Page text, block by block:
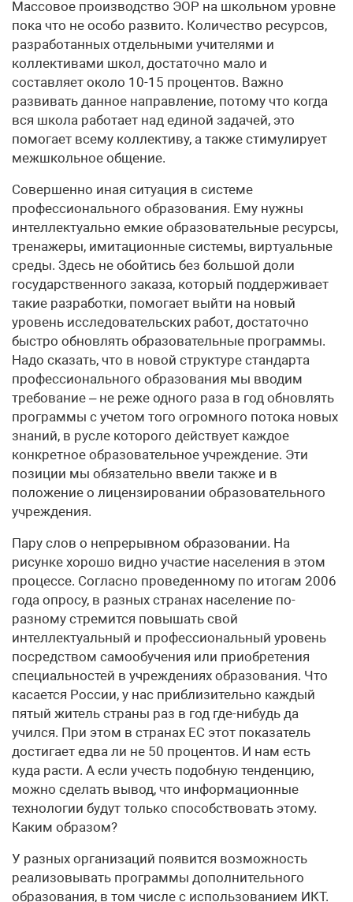
Массовое производство ЭОР на школьном уровне
пока что не особо развито. Количество ресурсов,
разработанных отдельными учителями и
коллективами школ, достаточно мало и
составляет около 10-15 процентов. Важно
развивать данное направление, потому что когда
вся школа работает над единой задачей, это
помогает всему коллективу, а также стимулирует
межшкольное общение.
Совершенно иная ситуация в системе
профессионального образования. Ему нужны
интеллектуально емкие образовательные ресурсы,
тренажеры, имитационные системы, виртуальные
среды. Здесь не обойтись без большой доли
государственного заказа, который поддерживает
такие разработки, помогает выйти на новый
уровень исследовательских работ, достаточно
быстро обновлять образовательные программы.
Надо сказать, что в новой структуре стандарта
профессионального образования мы вводим
требование – не реже одного раза в год обновлять
программы с учетом того огромного потока новых
знаний, в русле которого действует каждое
конкретное образовательное учреждение. Эти
позиции мы обязательно ввели также и в
положение о лицензировании образовательного
учреждения.
Пару слов о непрерывном образовании. На
рисунке хорошо видно участие населения в этом
процессе. Согласно проведенному по итогам 2006
года опросу, в разных странах население по-
разному стремится повышать свой
интеллектуальный и профессиональный уровень
посредством самообучения или приобретения
специальностей в учреждениях образования. Что
касается России, у нас приблизительно каждый
пятый житель страны раз в год где-нибудь да
учился. При этом в странах ЕС этот показатель
достигает едва ли не 50 процентов. И нам есть
куда расти. А если учесть подобную тенденцию,
можно сделать вывод, что информационные
технологии будут только способствовать этому.
Каким образом?
У разных организаций появится возможность
реализовывать программы дополнительного
образования, в том числе с использованием ИКТ.